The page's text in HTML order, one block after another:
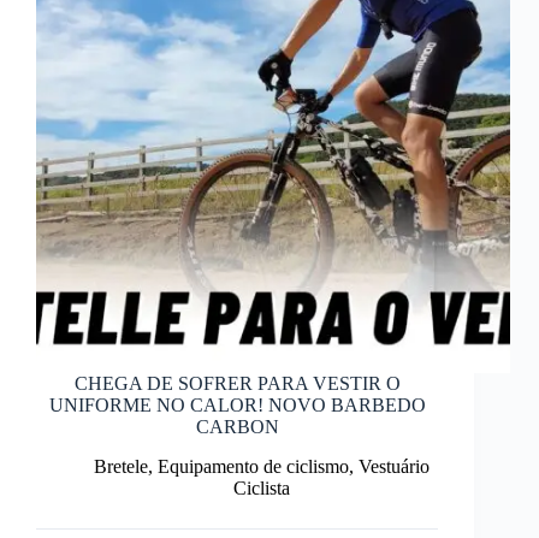
CHEGA DE SOFRER PARA VESTIR O
UNIFORME NO CALOR! NOVO BARBEDO
CARBON
Bretele, Equipamento de ciclismo, Vestuário
Ciclista